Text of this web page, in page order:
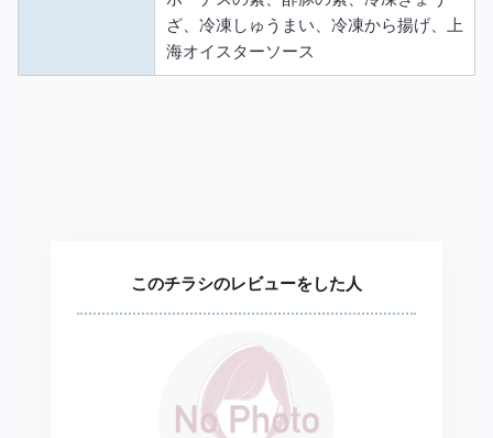
ざ、冷凍しゅうまい、冷凍から揚げ、上
海オイスターソース
このチラシのレビューをした人